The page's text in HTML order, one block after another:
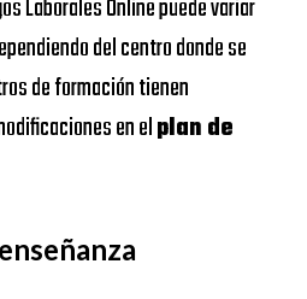
Laborales Online puede variar
del centro donde se
de formación tienen
en elplan de